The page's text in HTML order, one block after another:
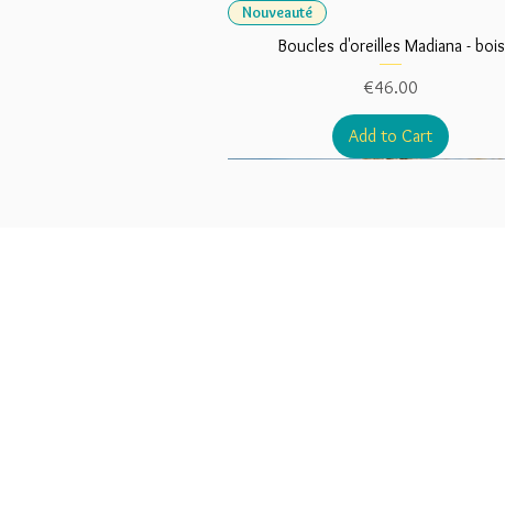
Nouveauté
Boucles d'oreilles Madiana - bois
Price
€46.00
Add to Cart